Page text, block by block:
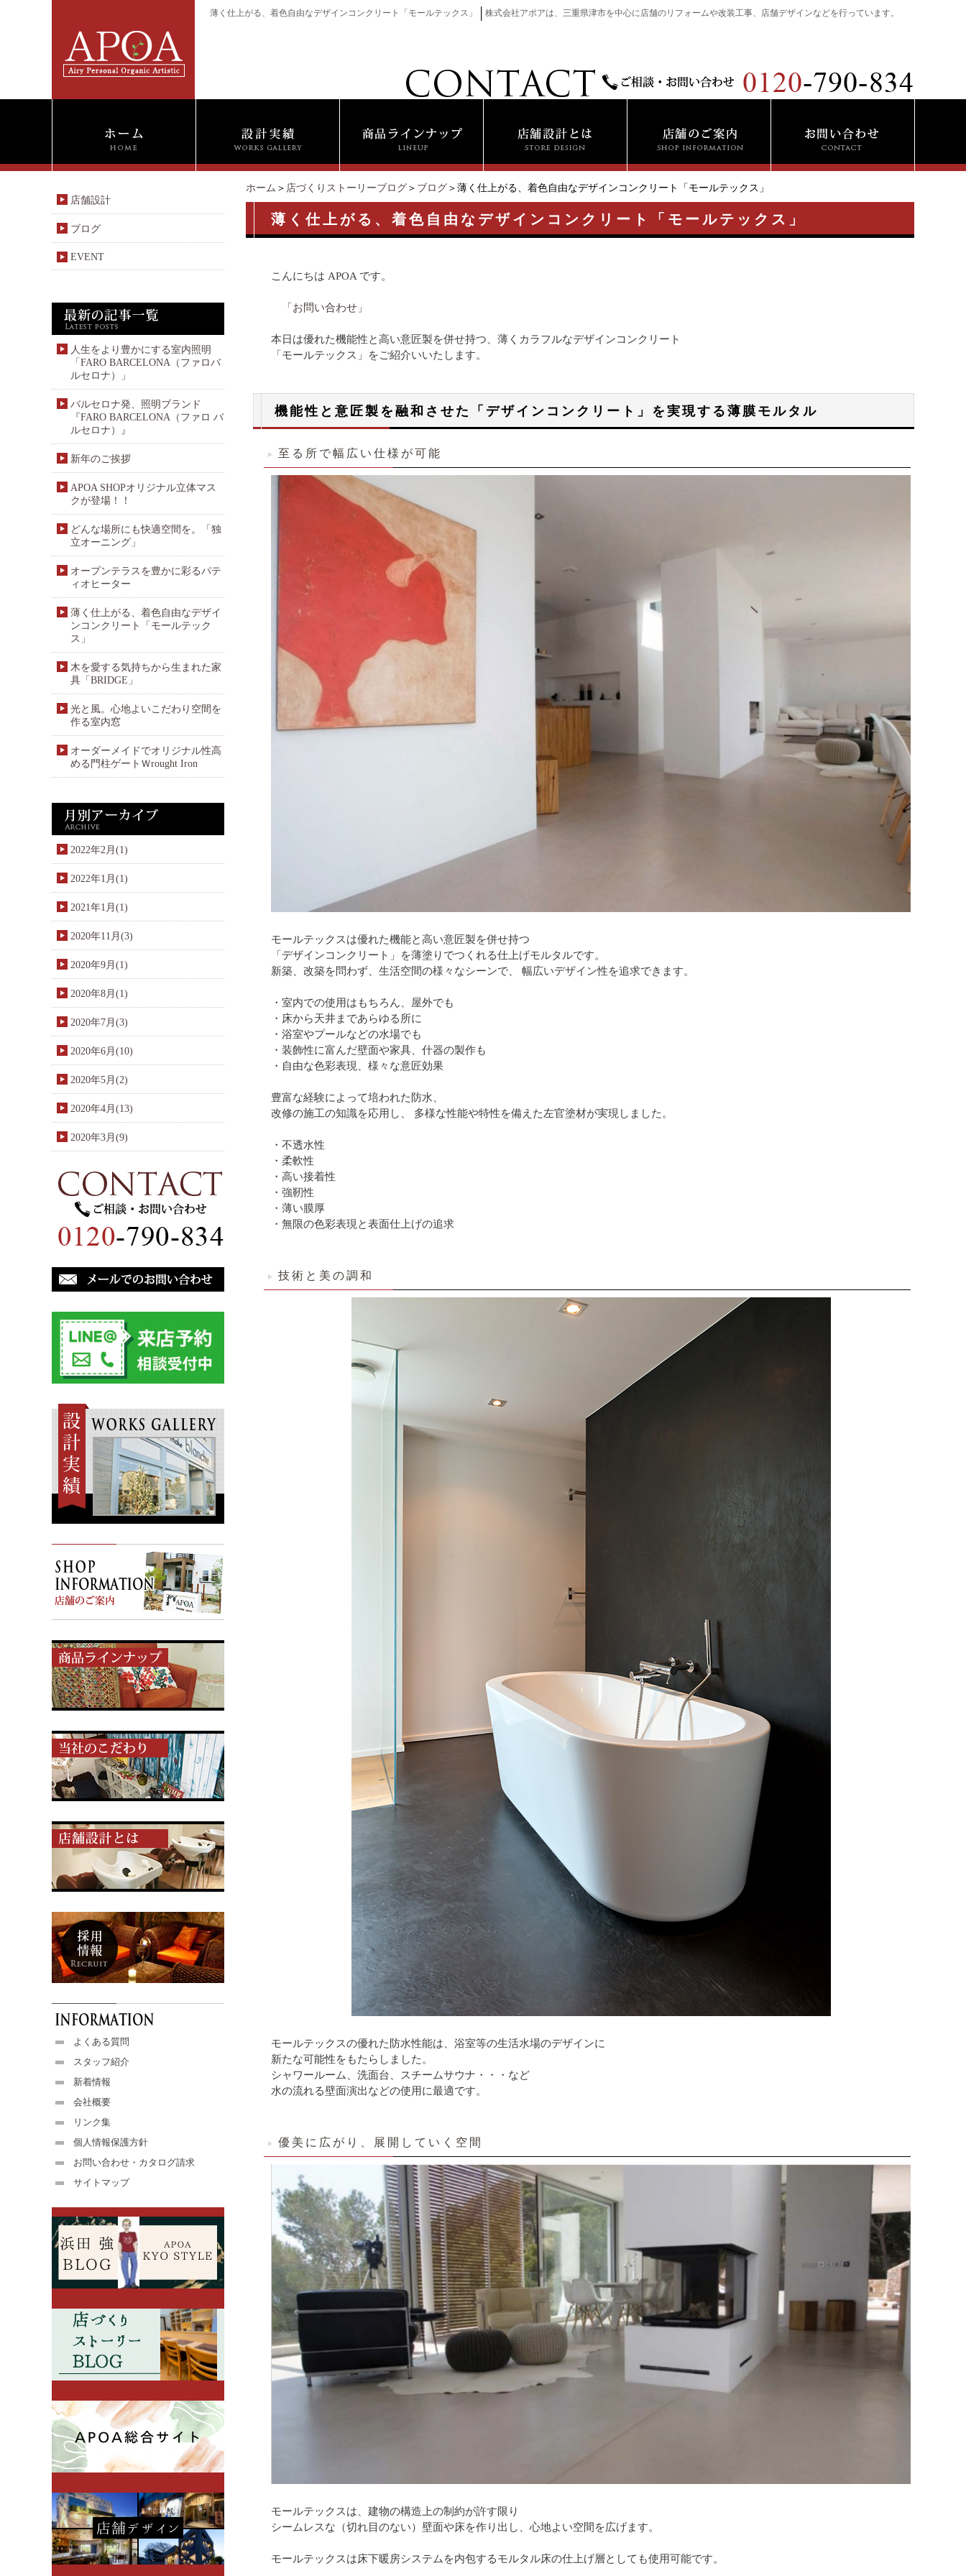
薄く仕上がる、着色自由なデザインコンクリート「モールテックス」 株式会社アポアは、三重県津市を中心に店舗のリフォームや改装工事、店舗デザインなどを行っています。
ホーム ＞ 店づくりストーリーブログ ＞ ブログ ＞薄く仕上がる、着色自由なデザインコンクリート「モールテックス」
薄く仕上がる、着色自由なデザインコンクリート「モールテックス」
こんにちは APOA です。
「お問い合わせ」
本日は優れた機能性と高い意匠製を併せ持つ、薄くカラフルなデザインコンクリート
「モールテックス」をご紹介いいたします。
機能性と意匠製を融和させた「デザインコンクリート」を実現する薄膜モルタル
至る所で幅広い仕様が可能
モールテックスは優れた機能と高い意匠製を併せ持つ
「デザインコンクリート」を薄塗りでつくれる仕上げモルタルです。
新築、改築を問わず、生活空間の様々なシーンで、 幅広いデザイン性を追求できます。
・室内での使用はもちろん、屋外でも
・床から天井まであらゆる所に
・浴室やプールなどの水場でも
・装飾性に富んだ壁面や家具、什器の製作も
・自由な色彩表現、様々な意匠効果
豊富な経験によって培われた防水、
改修の施工の知識を応用し、 多様な性能や特性を備えた左官塗材が実現しました。
・不透水性
・柔軟性
・高い接着性
・強靭性
・薄い膜厚
・無限の色彩表現と表面仕上げの追求
技術と美の調和
モールテックスの優れた防水性能は、浴室等の生活水場のデザインに
新たな可能性をもたらしました。
シャワールーム、洗面台、スチームサウナ・・・など
水の流れる壁面演出などの使用に最適です。
優美に広がり、展開していく空間
モールテックスは、建物の構造上の制約が許す限り
シームレスな（切れ目のない）壁面や床を作り出し、心地よい空間を広げます。
モールテックスは床下暖房システムを内包するモルタル床の仕上げ層としても使用可能です。
店舗設計
ブログ
EVENT
人生をより豊かにする室内照明
「FARO BARCELONA（ファロバ
ルセロナ）」
バルセロナ発、照明ブランド
『FARO BARCELONA（ファロ バ
ルセロナ）』
新年のご挨拶
APOA SHOPオリジナル立体マス
クが登場！！
どんな場所にも快適空間を。「独
立オーニング」
オープンテラスを豊かに彩るパテ
ィオヒーター
薄く仕上がる、着色自由なデザイ
ンコンクリート「モールテック
ス」
木を愛する気持ちから生まれた家
具「BRIDGE」
光と風。心地よいこだわり空間を
作る室内窓
オーダーメイドでオリジナル性高
める門柱ゲートＷrought Iron
2022年2月(1)
2022年1月(1)
2021年1月(1)
2020年11月(3)
2020年9月(1)
2020年8月(1)
2020年7月(3)
2020年6月(10)
2020年5月(2)
2020年4月(13)
2020年3月(9)
よくある質問
スタッフ紹介
新着情報
会社概要
リンク集
個人情報保護方針
お問い合わせ・カタログ請求
サイトマップ